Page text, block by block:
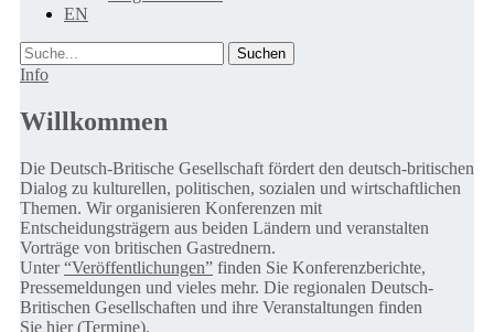
EN
Suche
Info
Willkommen
Die Deutsch-Britische Gesellschaft fördert den deutsch-britischen
Dialog zu kulturellen, politischen, sozialen und wirtschaftlichen
Themen. Wir organisieren Konferenzen mit
Entscheidungsträgern aus beiden Ländern und veranstalten
Vorträge von britischen Gastrednern.
Unter“Veröffentlichungen” finden Sie Konferenzberichte,
Pressemeldungen und vieles mehr. Die regionalen Deutsch-
Britischen Gesellschaften und ihre Veranstaltungen finden
Sie hier (Termine).